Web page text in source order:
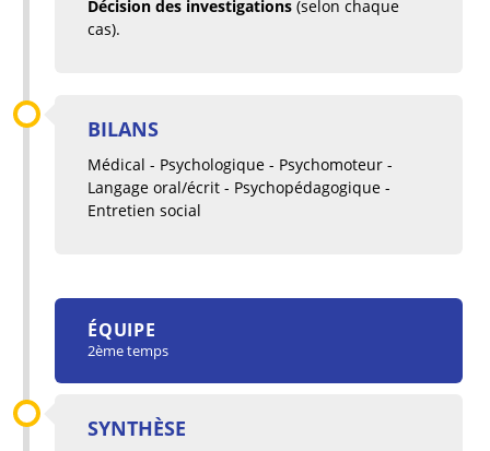
Décision des investigations (selon chaque
cas).
BILANS
Médical - Psychologique - Psychomoteur -
Langage oral/écrit - Psychopédagogique -
Entretien social
ÉQUIPE
2ème temps
SYNTHÈSE